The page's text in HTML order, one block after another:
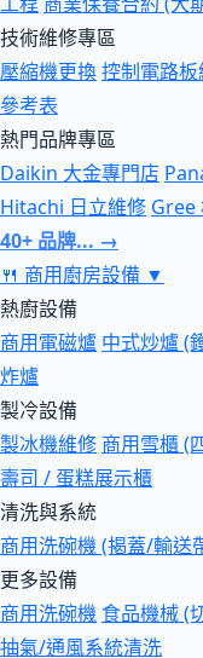
技術維修專區
壓縮機更換控制電路板
參考表
熱門品牌專區
Daikin 大金專門店
Hitachi 日立維修 Gree
40+ 品牌... →
🍴 商用廚房設備 ▼
熱廚設備
商用電磁爐 中式炒爐 (
炸爐
製冷設備
製冰機維修 商用雪櫃 (
壽司 / 蛋糕展示櫃
清洗與系統
商用洗碗機 (揭蓋/輸送
更多設備
商用洗碗機 食品機械 (
抽氣/通風系統清洗